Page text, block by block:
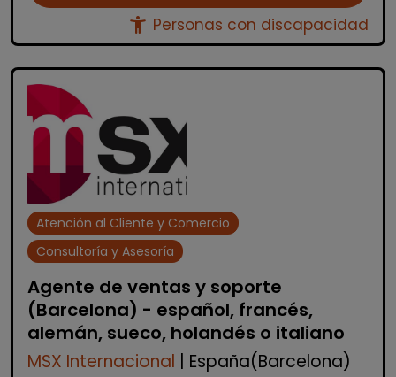
accessibility_new Personas con discapacidad
Atención al Cliente y Comercio
Consultoría y Asesoría
Agente de ventas y soporte
(Barcelona) - español, francés,
alemán, sueco, holandés o italiano
MSX Internacional | España(Barcelona)